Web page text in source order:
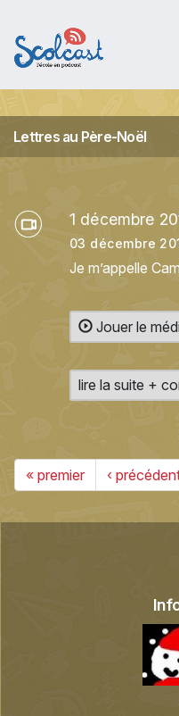
Lettres au Père-Noël
1 décembre
03 décembre
Je m’appelle
Jouer le
lire la suite +
« premier ‹